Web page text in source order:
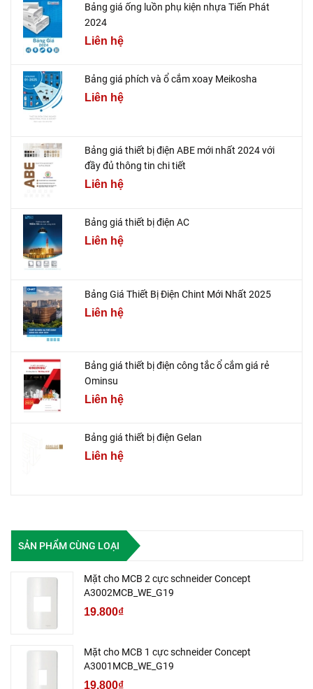
Bảng giá ống luồn phụ kiện nhựa Tiến Phát
2024
Liên hệ
Bảng giá phích và ổ cắm xoay Meikosha
Liên hệ
Bảng giá thiết bị điện ABE mới nhất 2024 với
đầy đủ thông tin chi tiết
Liên hệ
Bảng giá thiết bị điện AC
Liên hệ
Bảng Giá Thiết Bị Điện Chint Mới Nhất 2025
Liên hệ
Bảng giá thiết bị điện công tắc ổ cắm giá rẻ
Ominsu
Liên hệ
Bảng giá thiết bị điện Gelan
Liên hệ
SẢN PHẨM CÙNG LOẠI
Mặt cho MCB 2 cực schneider Concept
A3002MCB_WE_G19
19.800₫
Mặt cho MCB 1 cực schneider Concept
A3001MCB_WE_G19
19.800₫